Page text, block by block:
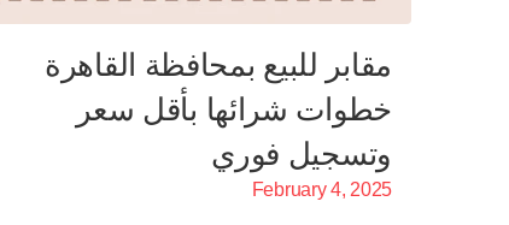
مقابر للبيع بمحافظة القاهرة
خطوات شرائها بأقل سعر
وتسجيل فوري
February 4, 2025